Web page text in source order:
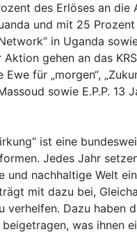
des Erlöses an
und mit 25
in Uganda
gehen an das
für „morgen“,
sowie E.P.P. 13
ist eine
Jedes Jahr
nachhaltige Welt
mit dazu bei,
Dazu haben
was ihnen